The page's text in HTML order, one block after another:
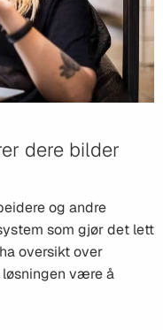
dere bilder
og andre
som gjør det lett
oversikt over
være å